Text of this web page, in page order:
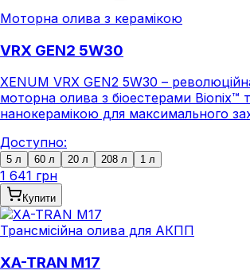
Моторна олива з керамікою
VRX GEN2 5W30
XENUM VRX GEN2 5W30 –
моторна олива з біоестерами Bionix™
нанокерамікою для максимального
Доступно:
5 л 60 л 20 л 208 л 1 л
1 641 грн
Купити
Трансмісійна олива для АКПП
XA-TRAN M17